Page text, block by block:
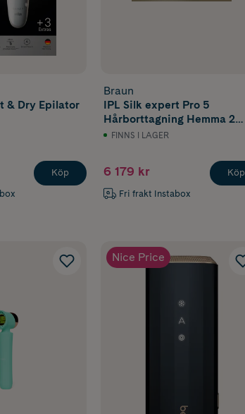
& Dry Epilator
Köp
Braun
IPL Silk expert Pro 5
Hårborttagning Hemma 2
huvuden PL5210
FINNS I LAGER
6 179 kr
Fri frakt Instabox
Köp
Nice Price